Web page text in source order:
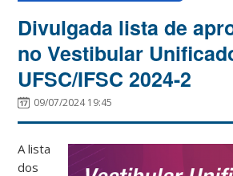
Divulgada lista de
no Vestibular
UFSC/IFSC 2024-2
09/07/2024 19:45
A lista
dos